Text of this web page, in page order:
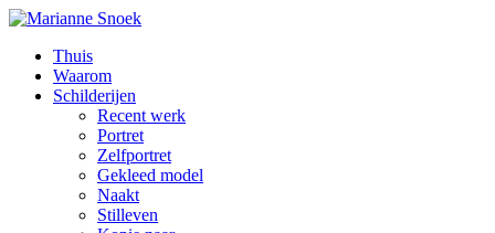
Thuis
Waarom
Schilderijen
Recent werk
Portret
Zelfportret
Gekleed model
Naakt
Stilleven